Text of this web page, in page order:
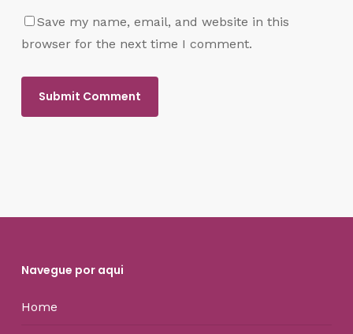
Save my name, email, and website in this
browser for the next time I comment.
Navegue por aqui
Home